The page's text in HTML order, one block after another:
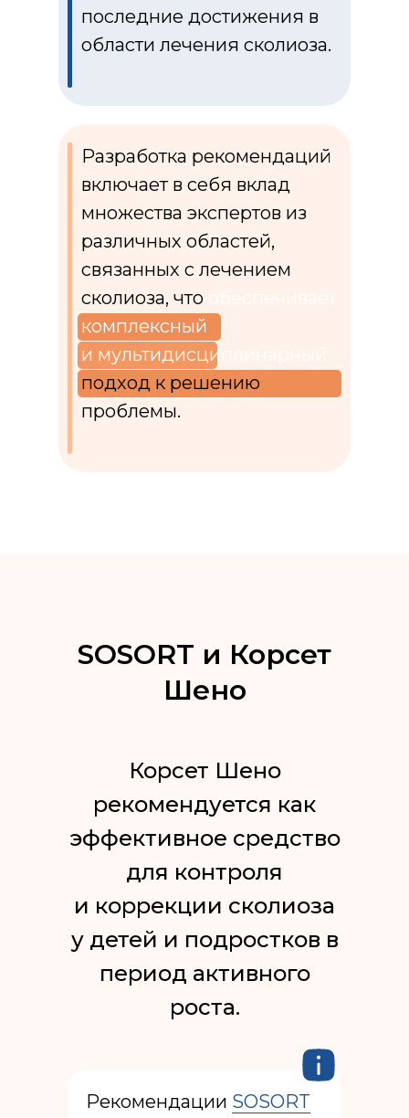
последние достижения в
области лечения сколиоза.
Разработка рекомендаций
включает в себя вклад
множества экспертов из
различных областей,
связанных с лечением
сколиоза, что
комплексный
и мультидисциплинарный
подход к решению
проблемы.
SOSORT и Корсет
Шено
Корсет Шено
рекомендуется как
эффективное средство
для контроля
и коррекции сколиоза
у детей и подростков в
период активного
роста.
Рекомендации SOSORT